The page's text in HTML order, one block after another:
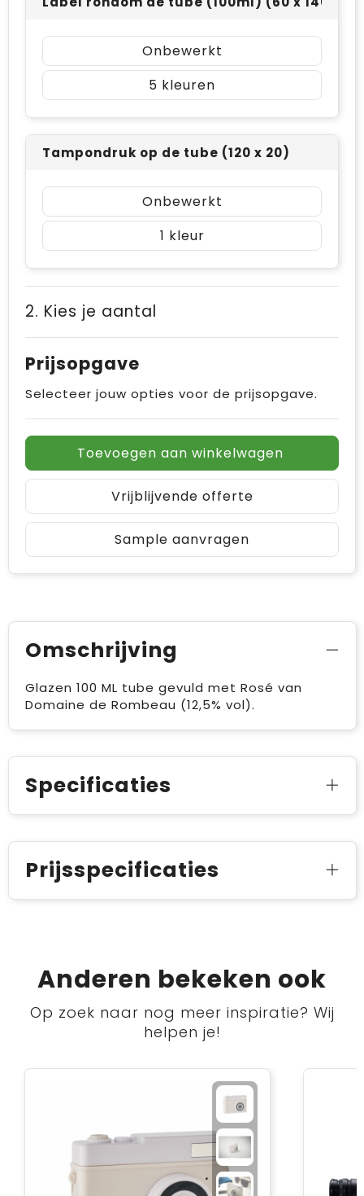
Onbewerkt
5
Tampondruk op de tube (120 x 20)
Onbewerkt
1
2. Kies je aantal
Prijsopgave
Selecteer jouw opties voor de prijsopgave.
Toevoegen aan winkelwagen
Vrijblijvende offerte
Sample aanvragen
Omschrijving
Glazen 100 ML tube gevuld met Rosé van
Domaine de Rombeau (12,5% vol).
Specificaties
Prijsspecificaties
Anderen bekeken ook
Op zoek naar nog meer inspiratie? Wij
helpen je!